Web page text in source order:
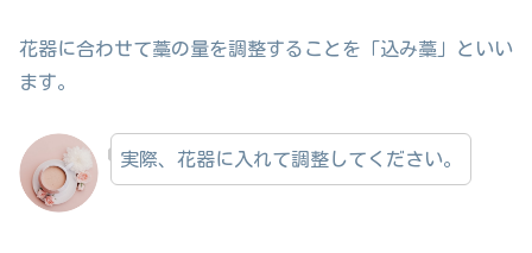
花器に合わせて藁の量を調整することを「込み藁」といい
ます。
実際、花器に入れて調整してください。